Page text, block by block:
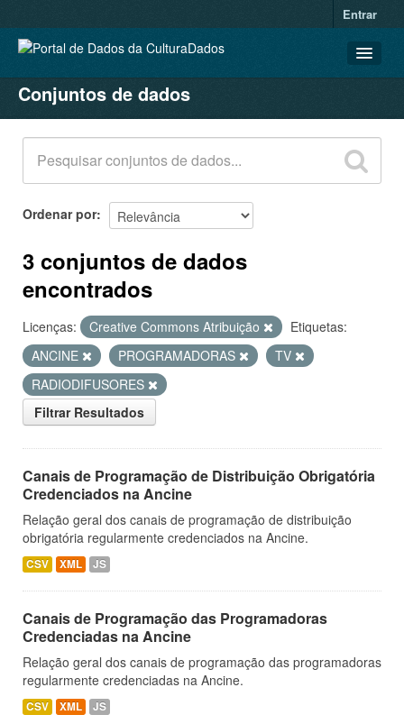
Entrar
CONJUNTOS DE DADOS
ORGANIZAÇÕES
GRUPOS
SOBRE
Conjuntos de dados
Ordenar por
3 conjuntos de dados
encontrados
Licenças: Creative Commons Atribuição
Etiquetas:
ANCINE
PROGRAMADORAS
TV
RADIODIFUSORES
Filtrar Resultados
Canais de Programação de Distribuição Obrigatória
Credenciados na Ancine
Relação geral dos canais de programação de distribuição
obrigatória regularmente credenciados na Ancine.
CSV XML JS
Canais de Programação das Programadoras
Credenciadas na Ancine
Relação geral dos canais de programação das programadoras
regularmente credenciadas na Ancine.
CSV XML JS